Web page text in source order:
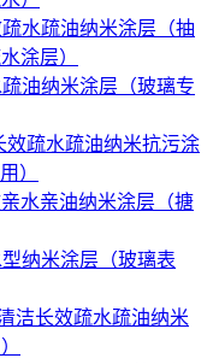
水疏油纳米涂层（抽
涂层）
油纳米涂层（玻璃专
效疏水疏油纳米抗污涂
）
水亲油纳米涂层（搪
纳米涂层（玻璃表
洁长效疏水疏油纳米